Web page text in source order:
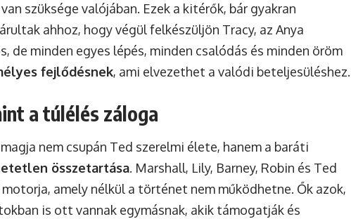
szüksége valójában. Ezek a kitérők, bár gyakran
ahhoz, hogy végül felkészüljön Tracy, az Anya
de minden egyes lépés, minden csalódás és minden öröm
fejlődésnek, ami elvezethet a valódi beteljesüléshez.
a túlélés záloga
nem csupán Ted szerelmi élete, hanem a baráti
összetartása. Marshall, Lily, Barney, Robin és Ted
amely nélkül a történet nem működhetne. Ők azok,
is ott vannak egymásnak, akik támogatják és